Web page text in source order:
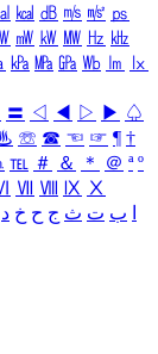
㎉ ㏈ ㎧ ㎨ ㎰
㎽ ㎾ ㎿ ㎐ ㎑
㎪ ㎫ ㎬ ㏝ ㏐
㏓
〓 ◁ ◀ ▷ ▶ ♤
☏ ☎ ☜ ☞ ¶ †
℡ ＃ ＆ ＊ ＠ ª º
Ⅶ Ⅷ Ⅸ Ⅹ
ب ت ث ج ح خ د